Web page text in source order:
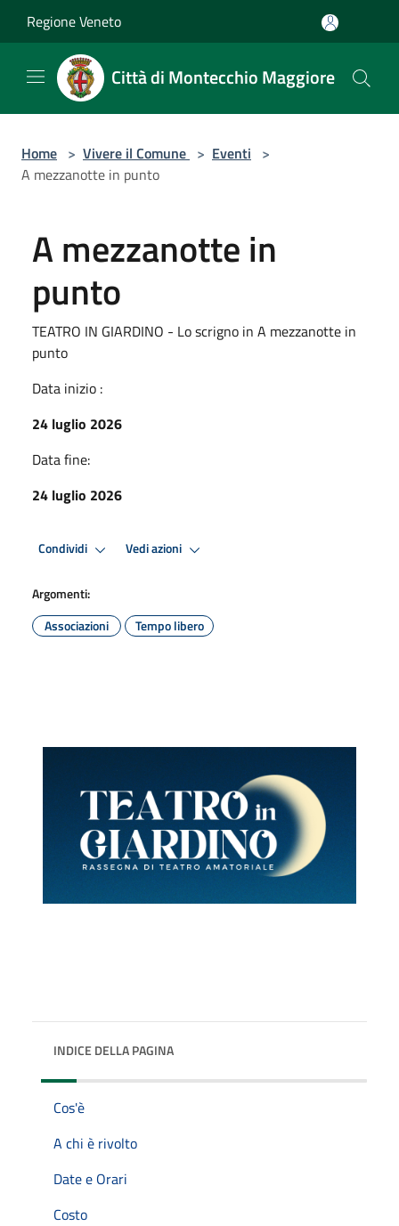
Regione Veneto
Città di Montecchio Maggiore
Home > Vivere il Comune > Eventi >
A mezzanotte in punto
A mezzanotte in
punto
TEATRO IN GIARDINO - Lo scrigno in A mezzanotte in
punto
Data inizio :
24 luglio 2026
Data fine:
24 luglio 2026
Condividi Vedi azioni
Argomenti:
Associazioni
Tempo libero
INDICE DELLA PAGINA
Cos'è
A chi è rivolto
Date e Orari
Costo